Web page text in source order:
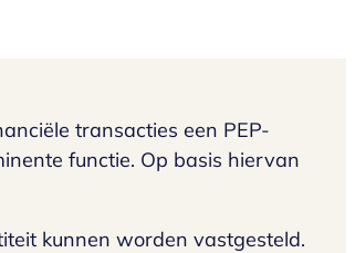
transacties een PEP-
functie. Op basis hiervan
kunnen worden vastgesteld.